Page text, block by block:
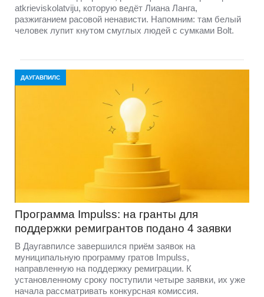
atkrieviskolatviju, которую ведёт Лиана Ланга,
разжиганием расовой ненависти. Напомним: там белый
человек лупит кнутом смуглых людей с сумками Bolt.
ДАУГАВПИЛС
Программа Impulss: на гранты для
поддержки ремигрантов подано 4 заявки
В Даугавпилсе завершился приём заявок на
муниципальную программу гратов Impulss,
направленную на поддержку ремиграции. К
установленному сроку поступили четыре заявки, их уже
начала рассматривать конкурсная комиссия.